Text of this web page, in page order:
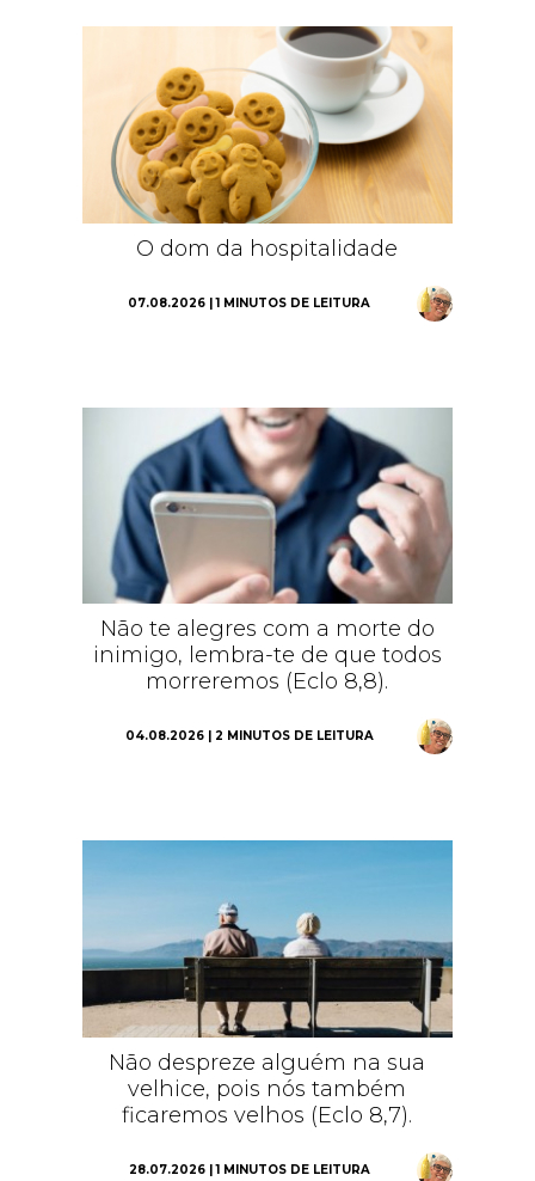
O dom da hospitalidade
07.08.2026 | 1 MINUTOS DE LEITURA
Não te alegres com a morte do
inimigo, lembra-te de que todos
morreremos (Eclo 8,8).
04.08.2026 | 2 MINUTOS DE LEITURA
Não despreze alguém na sua
velhice, pois nós também
ficaremos velhos (Eclo 8,7).
28.07.2026 | 1 MINUTOS DE LEITURA